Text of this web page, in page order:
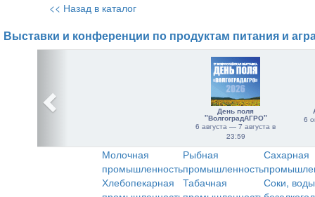
<< Назад в каталог
Выставки и конференции по продуктам питания и
День поля
"ВолгоградАГРО"
6 августа — 7 августа в
23:59
6
Молочная
промышленность
Рыбная
промышленность
Сахарная
Хлебопекарная
Табачная
Соки,